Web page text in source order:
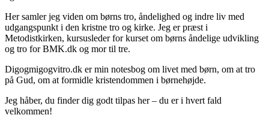
Her samler jeg viden om børns tro, åndelighed og indre liv med
udgangspunkt i den kristne tro og kirke. Jeg er præst i
Metodistkirken, kursusleder for kurset om børns åndelige udvikling
og tro for BMK.dk og mor til tre.
Digogmigogvitro.dk er min notesbog om livet med børn, om at tro
på Gud, om at formidle kristendommen i børnehøjde.
Jeg håber, du finder dig godt tilpas her – du er i hvert fald
velkommen!